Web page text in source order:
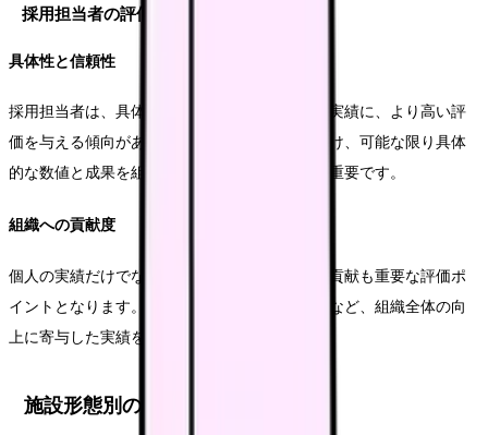
採用担当者の評価ポイント
具体性と信頼性
採用担当者は、具体的な数値や成果が示された実績に、より高い評
価を与える傾向があります。抽象的な表現を避け、可能な限り具体
的な数値と成果を組み合わせて記載することが重要です。
組織への貢献度
個人の実績だけでなく、チームや組織全体への貢献も重要な評価ポ
イントとなります。業務改善や教育体制の整備など、組織全体の向
上に寄与した実績を積極的に記載しましょう。
施設形態別の職務経歴書の違い